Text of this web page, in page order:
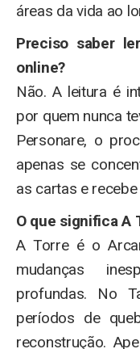
áreas da vida ao
Preciso saber
online?
Não. A leitura é
por quem nunca
Personare, o
apenas se
as cartas e
O que significa A
A Torre é o
mudanças
profundas. No
períodos de
reconstrução.